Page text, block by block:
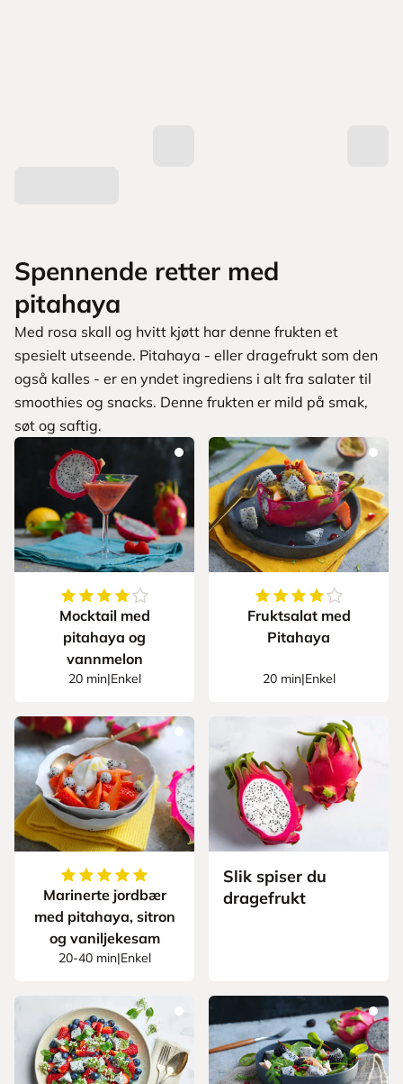
Spennende retter med
pitahaya
Med rosa skall og hvitt kjøtt har denne frukten et
spesielt utseende. Pitahaya - eller dragefrukt som den
også kalles - er en yndet ingrediens i alt fra salater til
smoothies og snacks. Denne frukten er mild på smak,
søt og saftig.
4.2av5 stjerner
Mocktail med
pitahaya og
vannmelon
20 min|Enkel
4av5stjerner
Fruktsalat med
Pitahaya
20 min|Enkel
5av5stjerner
Marinerte jordbær
med pitahaya, sitron
og vaniljekesam
20-40 min|Enkel
Slik spiser du
dragefrukt